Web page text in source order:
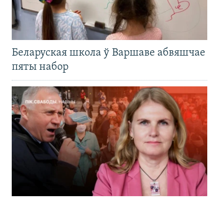
Беларуская школа ў Варшаве абвяшчае
пяты набор